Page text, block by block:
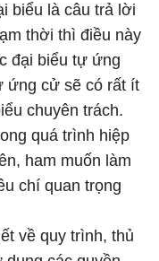
biểu là câu trả lời
thời thì điều này
đại biểu tự ứng
ứng cử sẽ có rất ít
chuyên trách.
quá trình hiệp
ham muốn làm
chí quan trọng
về quy trình, thủ